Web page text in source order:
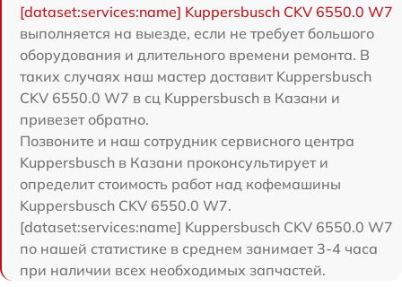
[dataset:services:name] Kuppersbusch CKV 6550.0 W7
выполняется на выезде, если не требует большого
оборудования и длительного времени ремонта. В
таких случаях наш мастер доставит Kuppersbusch
CKV 6550.0 W7 в сц Kuppersbusch в Казани и
привезет обратно.
Позвоните и наш сотрудник сервисного центра
Kuppersbusch в Казани проконсультирует и
определит стоимость работ над кофемашины
Kuppersbusch CKV 6550.0 W7.
[dataset:services:name] Kuppersbusch CKV 6550.0 W7
по нашей статистике в среднем занимает 3-4 часа
при наличии всех необходимых запчастей.